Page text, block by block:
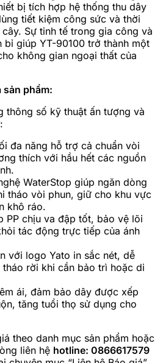
bị tích hợp hệ thống thu dây
tiết kiệm công sức và thời
Sự tinh tế trong gia công và
bỉ giúp YT-90100 trở thành một
không gian ngoại thất của
phẩm:
thông số kỹ thuật ấn tượng và
đa năng hỗ trợ cả chuẩn vòi
thích với hầu hết các nguồn
WaterStop giúp ngăn dòng
tháo vòi phun, giữ cho khu vực
khô ráo.
PP chịu va đập tốt, bảo vệ lõi
tác động trực tiếp của ánh
với logo Yato in sắc nét, dễ
rời khi cần bảo trì hoặc di
ái, đảm bảo dây được xếp
tăng tuổi thọ sử dụng cho
theo danh mục sản phẩm hoặc
liên hệ hotline: 0866617579